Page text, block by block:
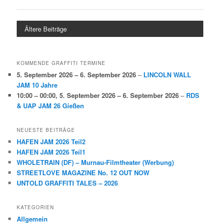
Ältere Beiträge
KOMMENDE GRAFFITI TERMINE
5. September 2026 – 6. September 2026 – LINCOLN WALL
JAM 10 Jahre
10:00 – 00:00,5. September 2026 – 6. September 2026 – RDS
& UAP JAM 26 Gießen
NEUESTE BEITRÄGE
HAFEN JAM 2026 Teil2
HAFEN JAM 2026 Teil1
WHOLETRAIN (DF) – Murnau-Filmtheater (Werbung)
STREETLOVE MAGAZINE No. 12 OUT NOW
UNTOLD GRAFFITI TALES – 2026
KATEGORIEN
Allgemein